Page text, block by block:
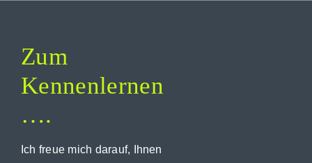
Zum
Kennenlernen
….
Ich freue mich darauf, Ihnen